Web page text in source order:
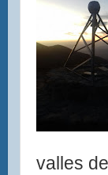
valles